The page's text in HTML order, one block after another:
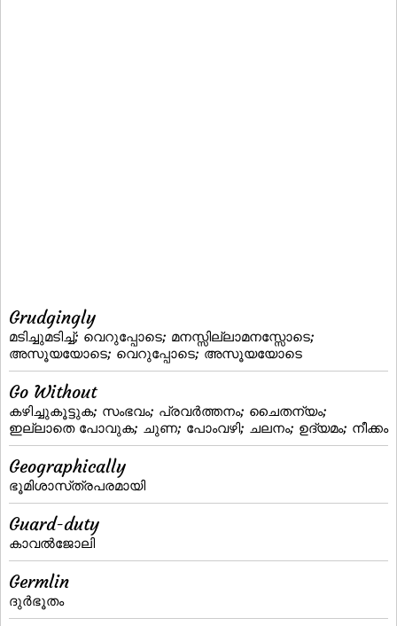
Grudgingly
മടിച്ചുമടിച്ച്; വെറുപ്പോടെ; മനസ്സില്ലാമനസ്സോടെ;
അസൂയയോടെ; വെറുപ്പോടെ; അസൂയയോടെ
Go Without
കഴിച്ചുകൂട്ടുക; സംഭവം; പ്രവര്‍ത്തനം; ചൈതന്യം;
ഇല്ലാതെ പോവുക; ചുണ; പോംവഴി; ചലനം; ഉദ്യമം; നീക്കം
Geographically
ഭൂമിശാസ്‌ത്രപരമായി
Guard-duty
കാവല്‍ജോലി
Germlin
ദുര്‍ഭൂതം